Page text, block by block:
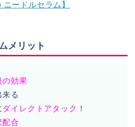
ニードルセラム】
メリット
の効果
来る
ダイレクトアタック ！
配合